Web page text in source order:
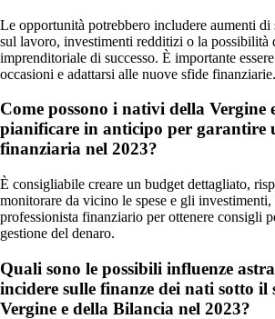
Le opportunità potrebbero includere aumenti
sul lavoro, investimenti redditizi o la possibilità
imprenditoriale di successo. È importante
occasioni e adattarsi alle nuove sfide finanziarie.
Come possono i nativi della Vergine
pianificare in anticipo per garantire
finanziaria nel 2023?
È consigliabile creare un budget dettagliato,
monitorare da vicino le spese e gli investimenti,
professionista finanziario per ottenere consigli
gestione del denaro.
Quali sono le possibili influenze
incidere sulle finanze dei nati sotto il
Vergine e della Bilancia nel 2023?